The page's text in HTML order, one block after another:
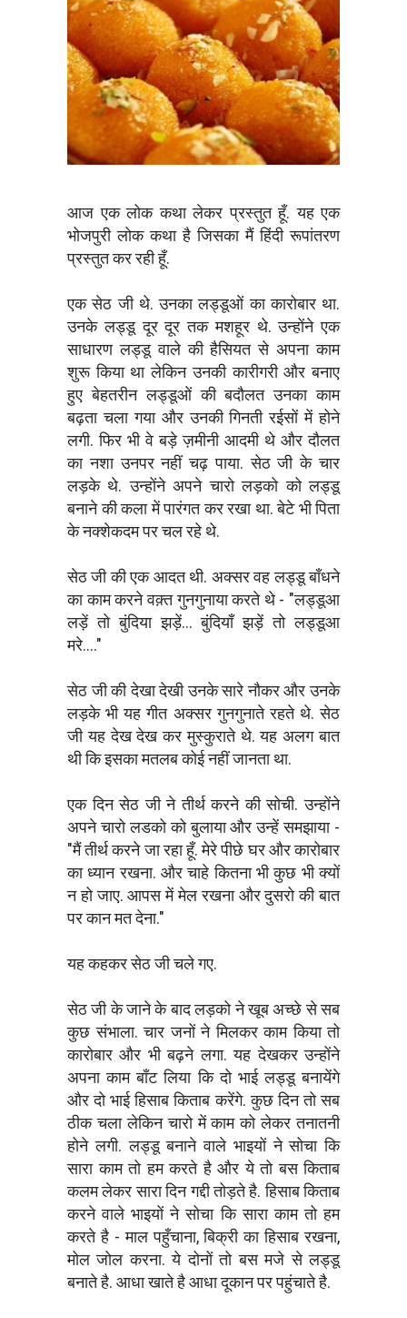
आज एक लोक कथा लेकर प्रस्तुत हूँ. यह एक
भोजपुरी लोक कथा है जिसका मैं हिंदी रूपांतरण
प्रस्तुत कर रही हूँ.
एक सेठ जी थे. उनका लड्डूओं का कारोबार था.
उनके लड्डू दूर दूर तक मशहूर थे. उन्होंने एक
साधारण लड्डू वाले की हैसियत से अपना काम
शुरू किया था लेकिन उनकी कारीगरी और बनाए
हुए बेहतरीन लड्डूओं की बदौलत उनका काम
बढ़ता चला गया और उनकी गिनती रईसों में होने
लगी. फिर भी वे बड़े ज़मीनी आदमी थे और दौलत
का नशा उनपर नहीं चढ़ पाया. सेठ जी के चार
लड़के थे. उन्होंने अपने चारो लड़को को लड्डू
बनाने की कला में पारंगत कर रखा था. बेटे भी पिता
के नक्शेकदम पर चल रहे थे.
सेठ जी की एक आदत थी. अक्सर वह लड्डू बाँधने
का काम करने वक़्त गुनगुनाया करते थे - "लड्डूआ
लड़ें तो बुंदिया झड़ें... बुंदियाँ झड़ें तो लड्डूआ
मरे...."
सेठ जी की देखा देखी उनके सारे नौकर और उनके
लड़के भी यह गीत अक्सर गुनगुनाते रहते थे. सेठ
जी यह देख देख कर मुस्कुराते थे. यह अलग बात
थी कि इसका मतलब कोई नहीं जानता था.
एक दिन सेठ जी ने तीर्थ करने की सोची. उन्होंने
अपने चारो लडको को बुलाया और उन्हें समझाया -
"मैं तीर्थ करने जा रहा हूँ. मेरे पीछे घर और कारोबार
का ध्यान रखना. और चाहे कितना भी कुछ भी क्यों
न हो जाए. आपस में मेल रखना और दुसरो की बात
पर कान मत देना."
यह कहकर सेठ जी चले गए.
सेठ जी के जाने के बाद लड़को ने खूब अच्छे से सब
कुछ संभाला. चार जनों ने मिलकर काम किया तो
कारोबार और भी बढ़ने लगा. यह देखकर उन्होंने
अपना काम बाँट लिया कि दो भाई लड्डू बनायेंगे
और दो भाई हिसाब किताब करेंगे. कुछ दिन तो सब
ठीक चला लेकिन चारो में काम को लेकर तनातनी
होने लगी. लड्डू बनाने वाले भाइयों ने सोचा कि
सारा काम तो हम करते है और ये तो बस किताब
कलम लेकर सारा दिन गद्दी तोड़ते है. हिसाब किताब
करने वाले भाइयों ने सोचा कि सारा काम तो हम
करते है - माल पहुँचाना, बिक्री का हिसाब रखना,
मोल जोल करना. ये दोनों तो बस मजे से लड्डू
बनाते है. आधा खाते है आधा दूकान पर पहुंचाते है.